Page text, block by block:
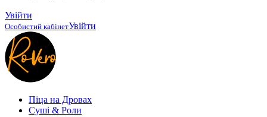
Увійти
Особистий кабінетУвійти
Піца на Дровах
Cуші & Роли